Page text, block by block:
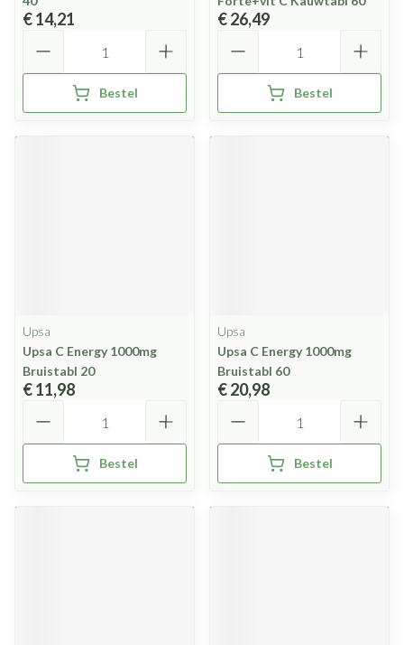
€ 14,21
Bestel
€ 26,49
Bestel
Upsa
Upsa C Energy 1000mg
Bruistabl 20
€ 11,98
Bestel
Upsa
Upsa C Energy 1000mg
Bruistabl 60
€ 20,98
Bestel